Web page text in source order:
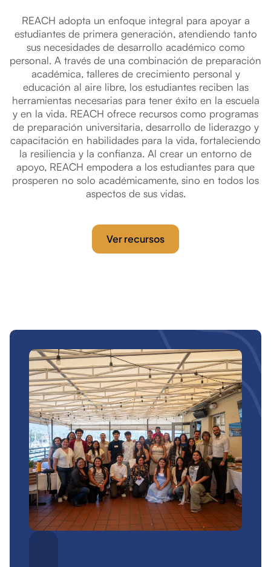
REACH adopta un enfoque integral para apoyar a
estudiantes de primera generación, atendiendo tanto
sus necesidades de desarrollo académico como
personal. A través de una combinación de preparación
académica, talleres de crecimiento personal y
educación al aire libre, los estudiantes reciben las
herramientas necesarias para tener éxito en la escuela
y en la vida. REACH ofrece recursos como programas
de preparación universitaria, desarrollo de liderazgo y
capacitación en habilidades para la vida, fortaleciendo
la resiliencia y la confianza. Al crear un entorno de
apoyo, REACH empodera a los estudiantes para que
prosperen no solo académicamente, sino en todos los
aspectos de sus vidas.
Ver recursos